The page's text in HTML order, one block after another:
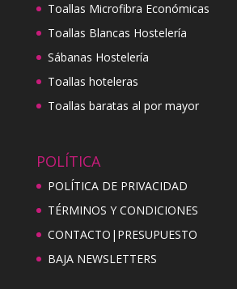
Toallas Microfibra Económicas
Toallas Blancas Hostelería
Sábanas Hostelería
Toallas hoteleras
Toallas baratas al por mayor
POLÍTICA
POLÍTICA DE PRIVACIDAD
TÉRMINOS Y CONDICIONES
CONTACTO|PRESUPUESTO
BAJA NEWSLETTERS